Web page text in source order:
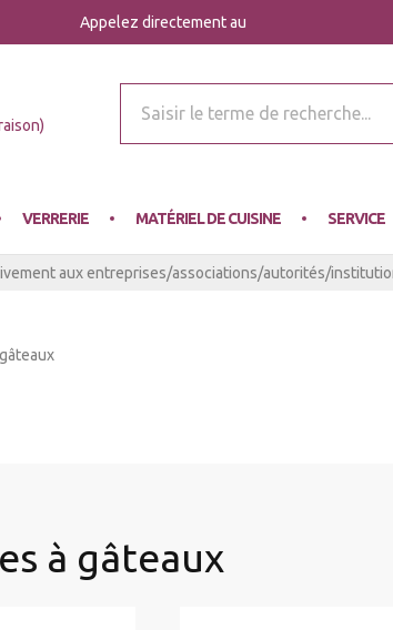
Appelez directement au
VERRERIE MATÉRIEL DE CUISINE SERVICE
aux entreprises/associations/autorités/
à gâteaux